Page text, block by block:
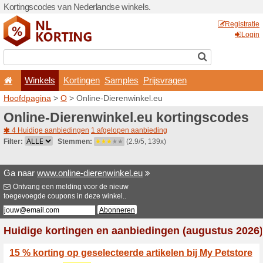
Kortingscodes van
Winkels
Hoofdpagina>O> Online-